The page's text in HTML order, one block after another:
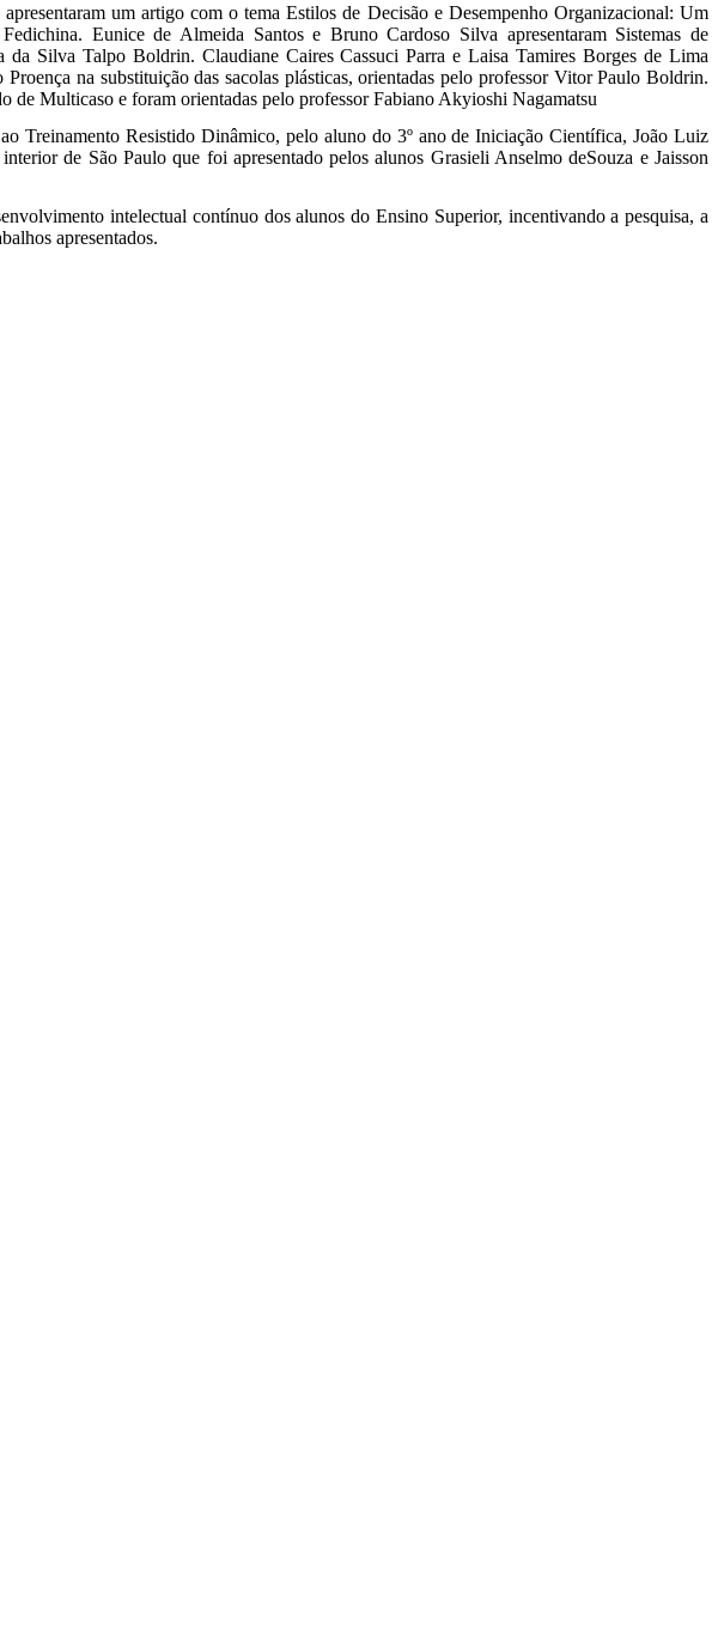
um artigo com o tema Estilos de Decisão e Desempenho Organizacional: Um
Eunice de Almeida Santos e Bruno Cardoso Silva apresentaram Sistemas de
da Silva Talpo Boldrin. Claudiane Caires Cassuci Parra e Laisa Tamires Borges de Lima
na substituição das sacolas plásticas, orientadas pelo professor Vitor Paulo Boldrin.
de Multicaso e foram orientadas pelo professor Fabiano Akyioshi Nagamatsu
Treinamento Resistido Dinâmico, pelo aluno do 3º ano de Iniciação Científica, João Luiz
de São Paulo que foi apresentado pelos alunos Grasieli Anselmo deSouza e Jaisson
intelectual contínuo dos alunos do Ensino Superior, incentivando a pesquisa, a
apresentados.